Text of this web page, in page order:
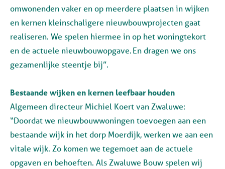
omwonenden vaker en op meerdere plaatsen in wijken
en kernen kleinschaligere nieuwbouwprojecten gaat
realiseren. We spelen hiermee in op het woningtekort
en de actuele nieuwbouwopgave. En dragen we ons
gezamenlijke steentje bij”.
Bestaande wijken en kernen leefbaar houden
Algemeen directeur Michiel Koert van Zwaluwe:
“Doordat we nieuwbouwwoningen toevoegen aan een
bestaande wijk in het dorp Moerdijk, werken we aan een
vitale wijk. Zo komen we tegemoet aan de actuele
opgaven en behoeften. Als Zwaluwe Bouw spelen wij